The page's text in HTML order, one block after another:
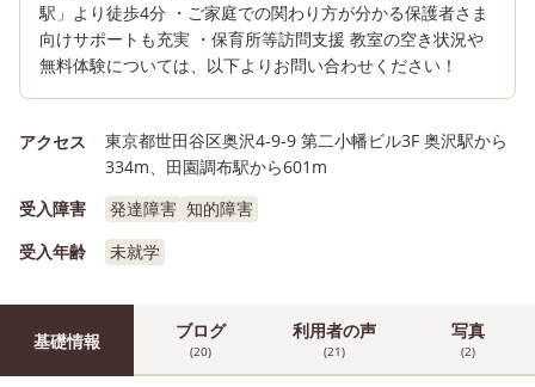
駅」より徒歩4分 ・ご家庭での関わり方が分かる保護者さま
向けサポートも充実 ・保育所等訪問支援 教室の空き状況や
無料体験については、以下よりお問い合わせください！
アクセス
東京都世田谷区奥沢4-9-9 第二小幡ビル3F 奥沢駅から
334m、田園調布駅から601m
受入障害
発達障害 知的障害
受入年齢
未就学
基礎情報 ブログ
(20)
利用者の声
(21)
写真
(2)